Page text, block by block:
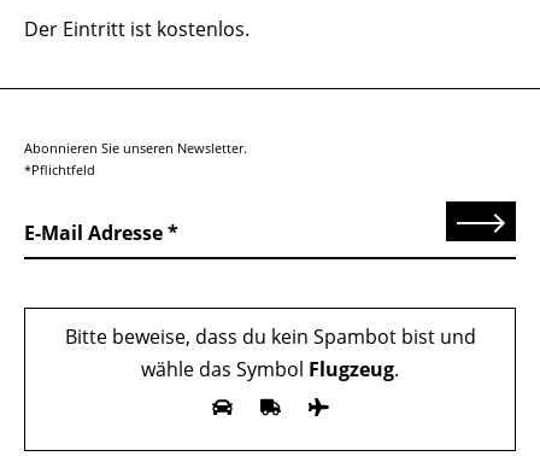
Der Eintritt ist kostenlos.
Abonnieren Sie unseren Newsletter.
*Pflichtfeld
E-Mail Adresse Senden
Bitte beweise, dass du kein Spambot bist und
wähle das Symbol Flugzeug.